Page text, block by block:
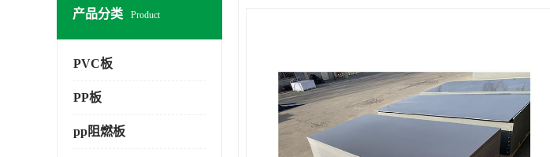
产品分类 Product
PVC板
PP板
pp阻燃板